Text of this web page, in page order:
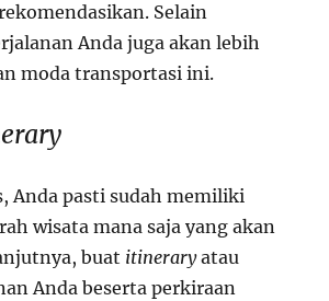
Selain
Anda juga akan lebih
moda transportasi ini.
Anda pasti sudah memiliki
wisata mana saja yang akan
buat itineraryatau
Anda beserta perkiraan